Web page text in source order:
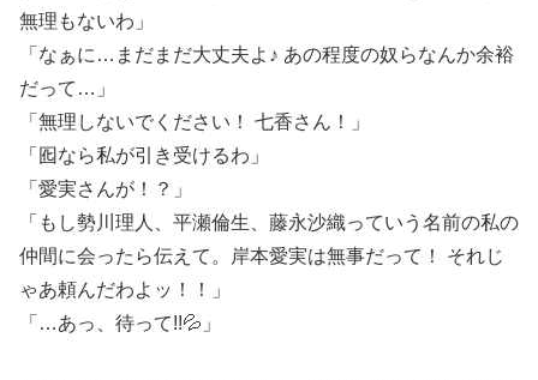
無理もないわ」
「なぁに…まだまだ大丈夫よ♪ あの程度の奴らなんか余裕
だって…」
「無理しないでください！ 七香さん！」
「囮なら私が引き受けるわ」
「愛実さんが！？」
「もし勢川理人、平瀬倫生、藤永沙織っていう名前の私の
仲間に会ったら伝えて。岸本愛実は無事だって！ それじ
ゃあ頼んだわよッ！！」
「…あっ、待って!!💦」